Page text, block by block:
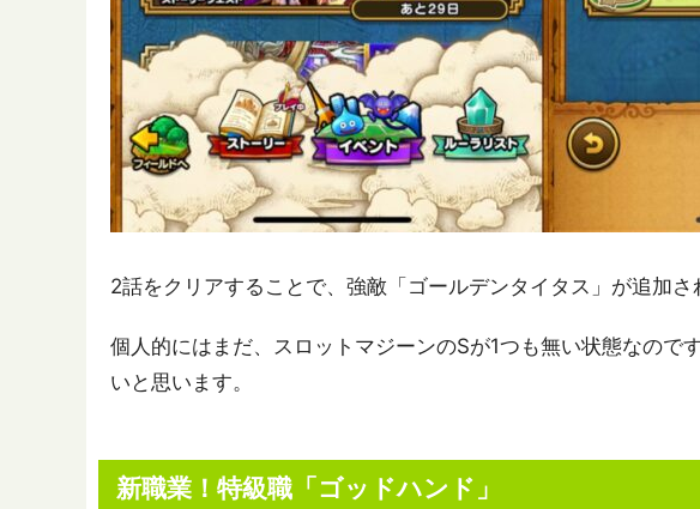
2話をクリアすることで、強敵「ゴールデンタイタス」が追加さ
個人的にはまだ、スロットマジーンのSが1つも無い状態なので
いと思います。
新職業！特級職「ゴッドハンド」